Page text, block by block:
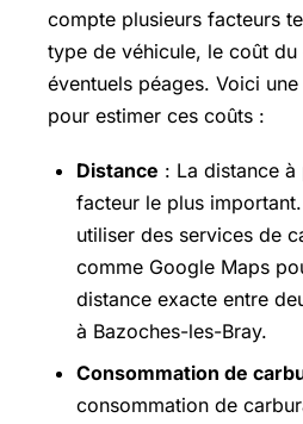
compte plusieurs facteurs
type de véhicule, le coût
éventuels péages. Voici
pour estimer ces coûts :
Distance : La distance
facteur le plus
utiliser des services de
comme Google Maps
distance exacte entre
à Bazoches-les-Bray.
Consommation de
consommation de